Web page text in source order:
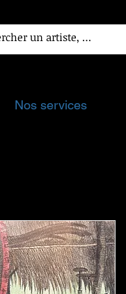
Nos services